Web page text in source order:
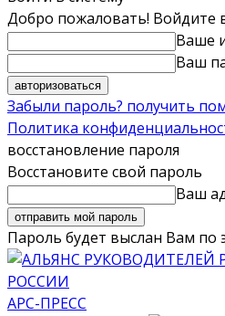
Добро пожаловать! Войдите
Ваше
Ваш
Забыли пароль? получить
Политика
восстановление пароля
Восстановите свой пароль
Ваш
Пароль будет выслан Вам по
АРС-ПРЕСС